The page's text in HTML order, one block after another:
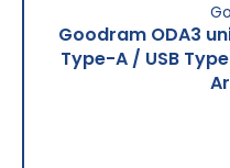
Goodram ODA3
Type-A / USB